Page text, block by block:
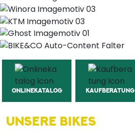
ONLINEKATALOG KAUFBERATUNG
UNSERE BIKES